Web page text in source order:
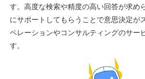
す。高度な検索や精度の高い回答が求め
にサポートしてもらうことで意思決定が
ペレーションやコンサルティングのサー
す。